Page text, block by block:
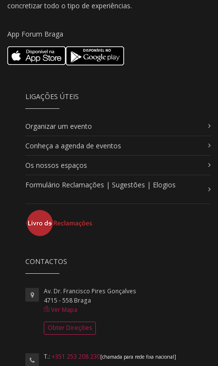
concretizar todo o tipo de experiências.
App Forum Braga
LIGAÇÕES ÚTEIS
Organizar um evento
Conheça a agenda de eventos
Os nossos espaços
Formulário Reclamações | Sugestões | Elogios
CONTACTOS
Av. Dr. Francisco Pires Gonçalves
4715 - 558 Braga
Ver Mapa
Obter Direções
T.:+351 253 208 230[chamada para rede fixa nacional]